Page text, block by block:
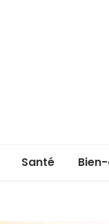
Santé